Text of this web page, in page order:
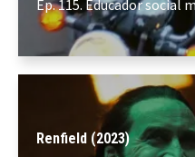
Ep. 115. Educador social
Renfield (2023)